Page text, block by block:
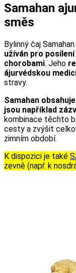
Samahan
směs
Bylinný čaj
užíván pro
chorobami. Jeho
ájurvédskou
stravy.
Samahan
jsou například
kombinace těchto
cesty a zvýšit
zimním období.
K dispozici je také
zevně (např. k